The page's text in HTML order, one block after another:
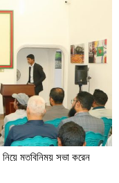
নিয়ে মতবিনিময় সভা করেন